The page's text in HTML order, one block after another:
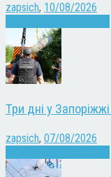
zapsich, 10/08/2026
Три дні у
zapsich, 07/08/2026